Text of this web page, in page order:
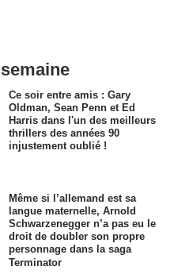
Ce soir entre amis : Gary
Oldman, Sean Penn et Ed
Harris dans l'un des meilleurs
thrillers des années 90
injustement oublié !
Même si l’allemand est sa
langue maternelle, Arnold
Schwarzenegger n’a pas eu le
droit de doubler son propre
personnage dans la saga
Terminator